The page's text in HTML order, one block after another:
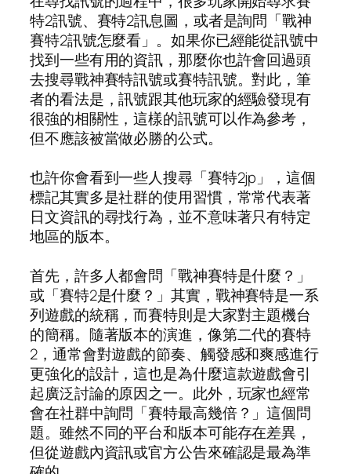
特2訊號、賽特2訊息圖，或者是詢問「戰神
賽特2訊號怎麼看」。如果你已經能從訊號中
找到一些有用的資訊，那麼你也許會回過頭
去搜尋戰神賽特訊號或賽特訊號。對此，筆
者的看法是，訊號跟其他玩家的經驗發現有
很強的相關性，這樣的訊號可以作為參考，
但不應該被當做必勝的公式。
也許你會看到一些人搜尋「賽特2jp」，這個
標記其實多是社群的使用習慣，常常代表著
日文資訊的尋找行為，並不意味著只有特定
地區的版本。
首先，許多人都會問「戰神賽特是什麼？」
或「賽特2是什麼？」其實，戰神賽特是一系
列遊戲的統稱，而賽特則是大家對主題機台
的簡稱。隨著版本的演進，像第二代的賽特
2，通常會對遊戲的節奏、觸發感和爽感進行
更強化的設計，這也是為什麼這款遊戲會引
起廣泛討論的原因之一。此外，玩家也經常
會在社群中詢問「賽特最高幾倍？」這個問
題。雖然不同的平台和版本可能存在差異，
但從遊戲內資訊或官方公告來確認是最為準